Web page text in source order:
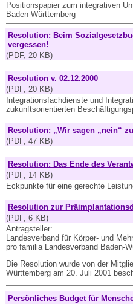
Positionspapier zum integrativen
Baden-Württemberg
Resolution: Beim
vergessen!
(PDF, 20 KB)
Resolution v. 02.12.2000
(PDF, 20 KB)
Integrationsfachdienste und
zukunftsorientierten
Resolution: „Wir sagen „nein“
(PDF, 47 KB)
Resolution: Das Ende des
(PDF, 14 KB)
Eckpunkte für eine gerechte
Resolution zur
(PDF, 6 KB)
Antragsteller:
Landesverband für Körper- und
pro familia Landesverband Baden-
Die Resolution wurde von der
Württemberg am 20. Juli 2001
Persönliches Budget für